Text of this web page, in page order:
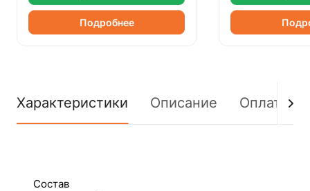
Подробнее
Характеристики Описание Оплата
Состав